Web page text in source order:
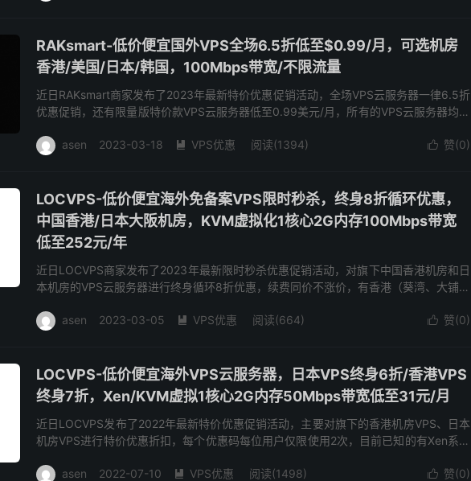
RAKsmart-低价便宜国外VPS全场6.5折低至$0.99/月，可选机房
香港/美国/日本/韩国，100Mbps带宽/不限流量
近日RAKsmart商家发布了2023年最新特价优惠促销活动，全场VPS云服务器一律6.5折
优惠促销，还有限量版特价款VPS云服务器低至0.99美元/月，所有的VPS云服务器均基
 赞(0)
asen 2023-03-18  VPS优惠 阅读(1394)
LOCVPS-低价便宜海外免备案VPS限时秒杀，终身8折循环优惠，
中国香港/日本大阪机房，KVM虚拟化1核心2G内存100Mbps带宽
低至252元/年
近日LOCVPS商家发布了2023年最新限时秒杀优惠促销活动，对旗下中国香港机房和日
本机房的VPS云服务器进行终身循环8折优惠，续费同价不涨价，有香港（葵湾、大铺、
 赞(0)
asen 2023-03-05  VPS优惠 阅读(664)
LOCVPS-低价便宜海外VPS云服务器，日本VPS终身6折/香港VPS
终身7折，Xen/KVM虚拟1核心2G内存50Mbps带宽低至31元/月
近日LOCVPS发布了2022年最新特价优惠促销活动，主要对旗下的香港机房VPS、日本
机房VPS进行特价优惠折扣，每个优惠码每位用户仅限使用2次，目前已知的有Xen系列
 赞(0)
asen 2022-07-10  VPS优惠 阅读(1498)